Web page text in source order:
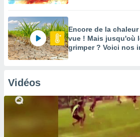
Encore de la
vue ! Mais jusqu'où
grimper ? Voici nos
Vidéos